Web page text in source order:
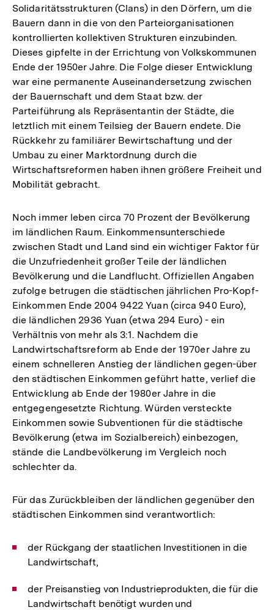
Solidaritätsstrukturen (Clans) in den Dörfern, um die
Bauern dann in die von den Parteiorganisationen
kontrollierten kollektiven Strukturen einzubinden.
Dieses gipfelte in der Errichtung von Volkskommunen
Ende der 1950er Jahre. Die Folge dieser Entwicklung
war eine permanente Auseinandersetzung zwischen
der Bauernschaft und dem Staat bzw. der
Parteiführung als Repräsentantin der Städte, die
letztlich mit einem Teilsieg der Bauern endete. Die
Rückkehr zu familiärer Bewirtschaftung und der
Umbau zu einer Marktordnung durch die
Wirtschaftsreformen haben ihnen größere Freiheit und
Mobilität gebracht.
Noch immer leben circa 70 Prozent der Bevölkerung
im ländlichen Raum. Einkommensunterschiede
zwischen Stadt und Land sind ein wichtiger Faktor für
die Unzufriedenheit großer Teile der ländlichen
Bevölkerung und die Landflucht. Offiziellen Angaben
zufolge betrugen die städtischen jährlichen Pro-Kopf-
Einkommen Ende 2004 9422 Yuan (circa 940 Euro),
die ländlichen 2936 Yuan (etwa 294 Euro) - ein
Verhältnis von mehr als 3:1. Nachdem die
Landwirtschaftsreform ab Ende der 1970er Jahre zu
einem schnelleren Anstieg der ländlichen gegen-über
den städtischen Einkommen geführt hatte, verlief die
Entwicklung ab Ende der 1980er Jahre in die
entgegengesetzte Richtung. Würden versteckte
Einkommen sowie Subventionen für die städtische
Bevölkerung (etwa im Sozialbereich) einbezogen,
stände die Landbevölkerung im Vergleich noch
schlechter da.
Für das Zurückbleiben der ländlichen gegenüber den
städtischen Einkommen sind verantwortlich:
der Rückgang der staatlichen Investitionen in die
Landwirtschaft,
der Preisanstieg von Industrieprodukten, die für die
Landwirtschaft benötigt wurden und